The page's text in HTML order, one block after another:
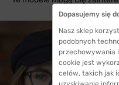
Dopasujemy się
Nasz sklep
podobnych
przechowywania
cookie jest
celów, takich jak